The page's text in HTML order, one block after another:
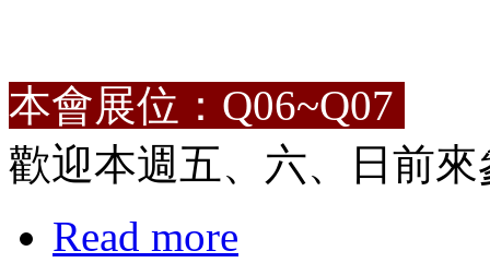
本會展位：Q06~Q07
歡迎本週五、六、日前來
Read more